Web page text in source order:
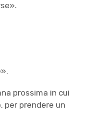
prossima in cui
per prendere un